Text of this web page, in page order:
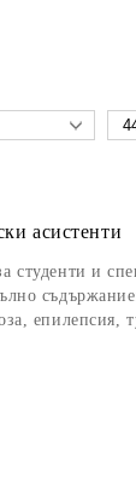
асистенти
студенти и